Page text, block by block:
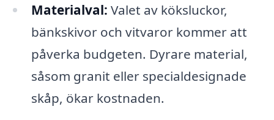
Materialval: Valet av köksluckor,
bänkskivor och vitvaror kommer att
påverka budgeten. Dyrare material,
såsom granit eller specialdesignade
skåp, ökar kostnaden.